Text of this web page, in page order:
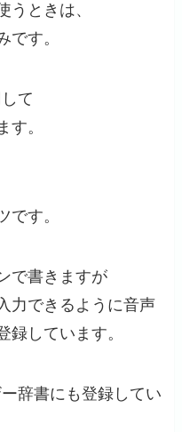
うときは、
です。
て
す。
です。
で書きますが
力できるように音声
録しています。
辞書にも登録してい